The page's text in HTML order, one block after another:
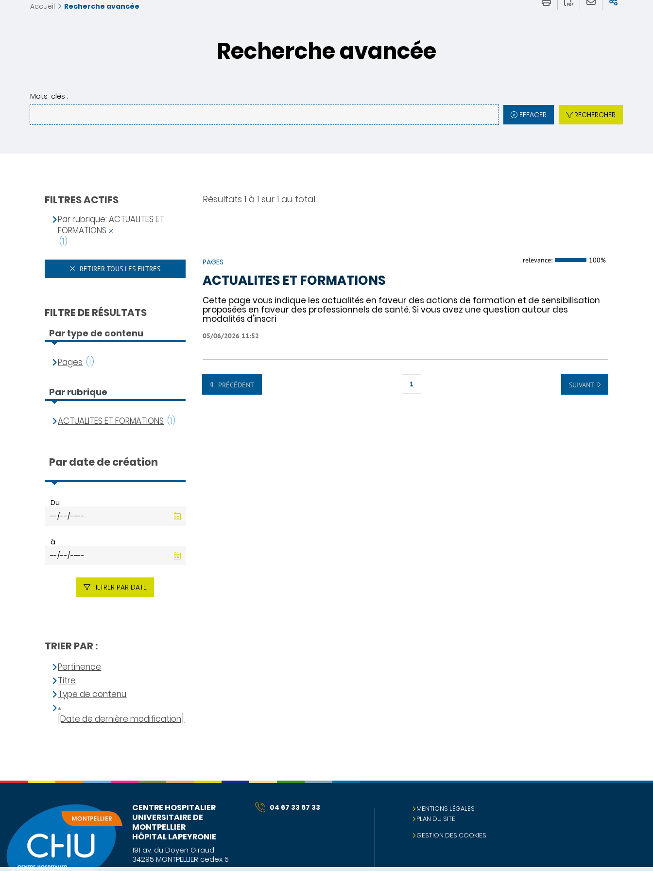
Accueil Recherche avancée
Recherche avancée
Mots-clés :
EFFACER RECHERCHER
Résultats 1 à 1 sur 1 au total
PAGES relevance: 100%
ACTUALITES ET FORMATIONS
Cette page vous indique les actualités en faveur des actions de formation et de sensibilisation
proposées en faveur des professionnels de santé. Si vous avez une question autour des
modalités d'inscri
05/06/2026 11:52
PRÉCÉDENT 1 SUIVANT
FILTRES ACTIFS
Par rubrique: ACTUALITES ET
FORMATIONS
(1)
RETIRER TOUS LES FILTRES
FILTRE DE RÉSULTATS
Par type de contenu
Pages (1)
Par rubrique
ACTUALITES ET FORMATIONS (1)
Par date de création
Du
à
FILTRER PAR DATE
TRIER PAR :
Pertinence
Titre
Type de contenu
[Date de dernière modification]
CENTRE HOSPITALIER
UNIVERSITAIRE DE
MONTPELLIER
HÔPITAL LAPEYRONIE
191 av. du Doyen Giraud
34295 MONTPELLIER cedex 5
04 67 33 67 33
MENTIONS LÉGALES
PLAN DU SITE
GESTION DES COOKIES